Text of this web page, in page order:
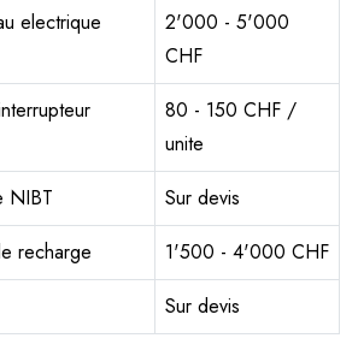
electrique
2'000 - 5'000
CHF
80 - 150 CHF /
unite
NIBT
Sur devis
recharge
1'500 - 4'000 CHF
Sur devis